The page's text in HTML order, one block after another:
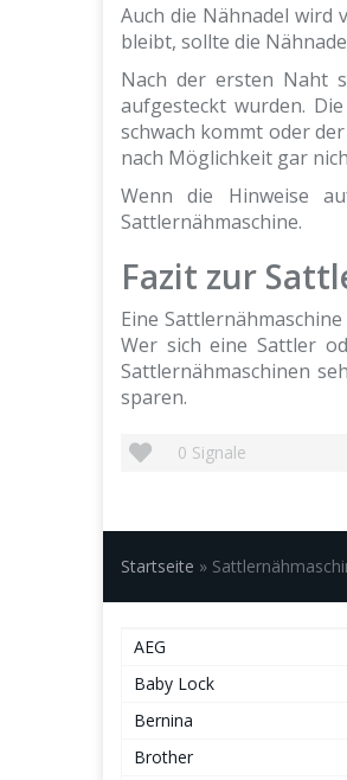
Auch die Nähnadel wird
bleibt, sollte die
Nach der ersten Naht
aufgesteckt wurden.
schwach kommt oder
nach Möglichkeit gar
Wenn die Hinweise
Sattlernähmaschine.
Fazit zur
Eine
Wer sich eine Sattler
Sattlernähmaschinen
sparen.
0 Signale
Startseite »
AEG
Baby Lock
Bernina
Brother